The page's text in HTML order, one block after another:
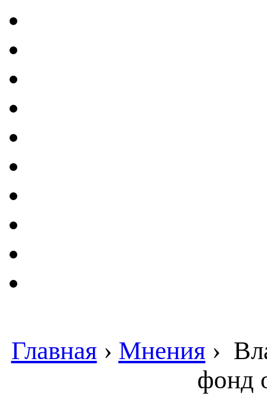
Главная › Мнения ›
фонд